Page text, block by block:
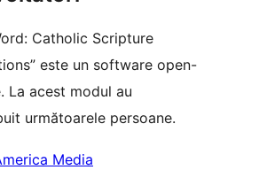
Catholic Scripture
este un software open-
La acest modul au
următoarele persoane.
Media